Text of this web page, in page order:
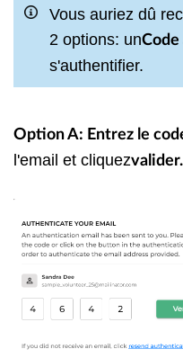
Vous auriez dû
2 options: un
s'authentifier.
Option A: Entrez le
l'email et cliquezvalider.